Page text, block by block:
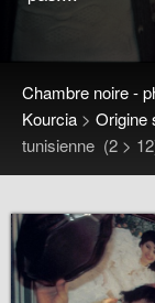
Chambre noire -
Kourcia > Origine
tunisienne (2 >